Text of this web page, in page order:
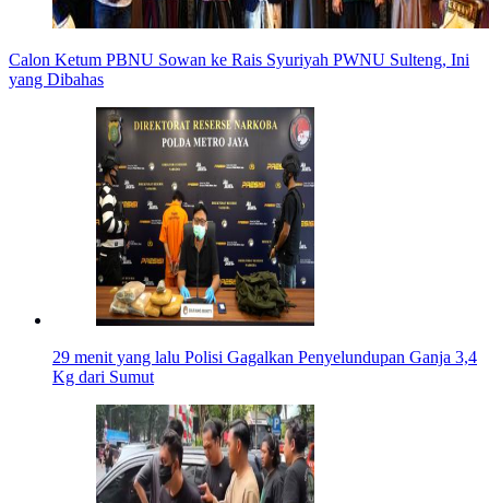
Calon Ketum PBNU Sowan ke Rais Syuriyah PWNU Sulteng, Ini
yang Dibahas
29 menit yang lalu Polisi Gagalkan Penyelundupan Ganja 3,4
Kg dari Sumut